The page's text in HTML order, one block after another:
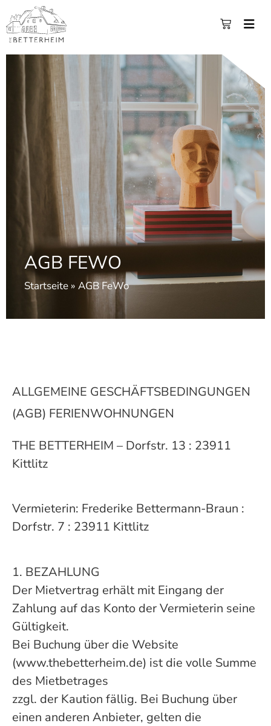
AGB FEWO
Startseite » AGB FeWo
ALLGEMEINE GESCHÄFTSBEDINGUNGEN
(AGB) FERIENWOHNUNGEN
THE BETTERHEIM – Dorfstr. 13 : 23911
Kittlitz
Vermieterin: Frederike Bettermann-Braun :
Dorfstr. 7 : 23911 Kittlitz
1. BEZAHLUNG
Der Mietvertrag erhält mit Eingang der
Zahlung auf das Konto der Vermieterin seine
Gültigkeit.
Bei Buchung über die Website
(www.thebetterheim.de) ist die volle Summe
des Mietbetrages
zzgl. der Kaution fällig. Bei Buchung über
einen anderen Anbieter, gelten die